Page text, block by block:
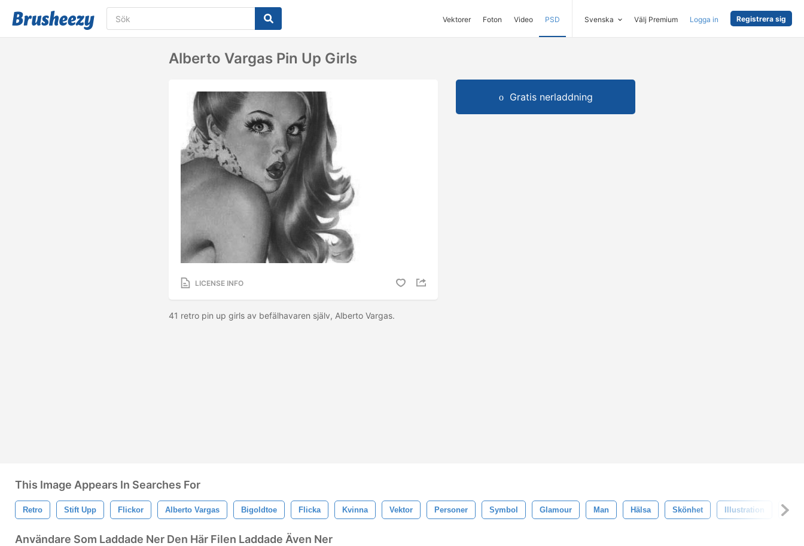
Vektorer Foton Video PSD Svenska Välj Premium Logga in Registrera sig
Alberto Vargas Pin Up Girls
LICENSE INFO
41 retro pin up girls av befälhavaren själv, Alberto Vargas.
Gratis nerladdning
This Image Appears In Searches For
Retro Stift Upp Flickor Alberto Vargas Bigoldtoe Flicka Kvinna Vektor Personer Symbol Glamour Man Hälsa Skönhet Illustration
Användare Som Laddade Ner Den Här Filen Laddade Även Ner